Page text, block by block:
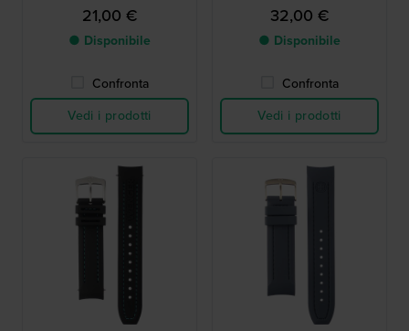
21,00 €
● Disponibile
Confronta
Vedi i prodotti
32,00 €
● Disponibile
Confronta
Vedi i prodotti